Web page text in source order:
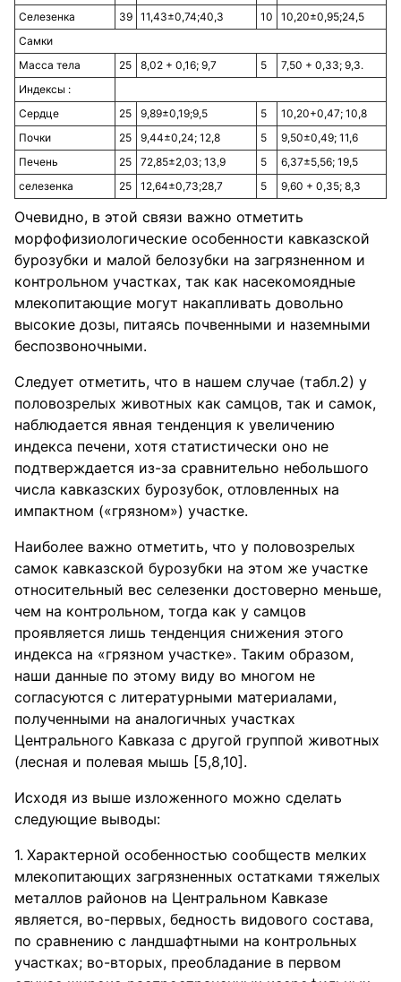
Селезенка
39 11,43±0,74;40,3 10
10,20±0,95;24,5
Самки
Масса тела
25 8,02 + 0,16; 9,7 5
7,50 + 0,33; 9,3.
Индексы :
Сердце
25 9,89±0,19;9,5 5
10,20+0,47; 10,8
Почки
25 9,44±0,24; 12,8 5
9,50±0,49; 11,6
Печень
25 72,85±2,03; 13,9 5
6,37±5,56; 19,5
селезенка
25 12,64±0,73;28,7 5 9,60 + 0,35; 8,3
Очевидно, в этой связи важно отметить
морфофизиологические особенности кавказской
бурозубки и малой белозубки на загрязненном и
контрольном участках, так как насекомоядные
млекопитающие могут накапливать довольно
высокие дозы, питаясь почвенными и наземными
беспозвоночными.
Следует отметить, что в нашем случае (табл.2) у
половозрелых животных как самцов, так и самок,
наблюдается явная тенденция к увеличению
индекса печени, хотя статистически оно не
подтверждается из-за сравнительно небольшого
числа кавказских бурозубок, отловленных на
импактном («грязном») участке.
Наиболее важно отметить, что у половозрелых
самок кавказской бурозубки на этом же участке
относительный вес селезенки достоверно меньше,
чем на контрольном, тогда как у самцов
проявляется лишь тенденция снижения этого
индекса на «грязном участке». Таким образом,
наши данные по этому виду во многом не
согласуются с литературными материалами,
полученными на аналогичных участках
Центрального Кавказа с другой группой животных
(лесная и полевая мышь [5,8,10].
Исходя из выше изложенного можно сделать
следующие выводы:
Характерной особенностью сообществ мелких
млекопитающих загрязненных остатками тяжелых
металлов районов на Центральном Кавказе
является, во-первых, бедность видового состава,
по сравнению с ландшафтными на контрольных
участках; во-вторых, преобладание в первом